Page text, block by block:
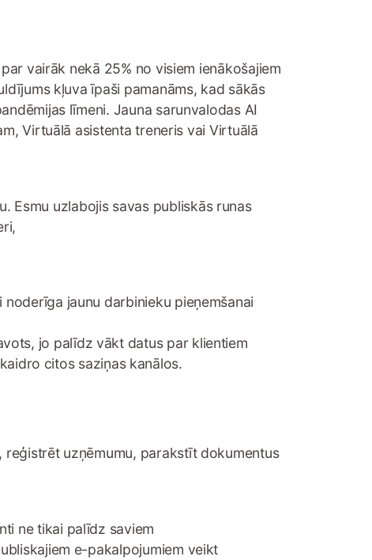
vairāk nekā 25% no visiem ienākošajiem
kļuva īpaši pamanāms, kad sākās
līmeni. Jauna sarunvalodas AI
Virtuālā asistenta treneris vai Virtuālā
Esmu uzlabojis savas publiskās runas
jaunu darbinieku pieņemšanai
jo palīdz vākt datus par klientiem
citos saziņas kanālos.
uzņēmumu, parakstīt dokumentus
ne tikai palīdz saviem
e-pakalpojumiem veikt